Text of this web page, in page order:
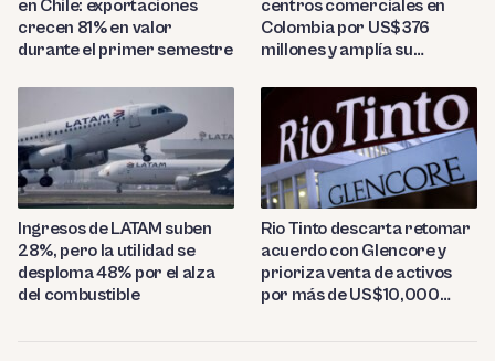
en Chile: exportaciones
crecen 81% en valor
durante el primer semestre
centros comerciales en
Colombia por US$376
millones y amplía su
Ingresos de LATAM suben
28%, pero la utilidad se
desploma 48% por el alza
del combustible
Rio Tinto descarta retomar
acuerdo con Glencore y
prioriza venta de activos
por más de US$10,000